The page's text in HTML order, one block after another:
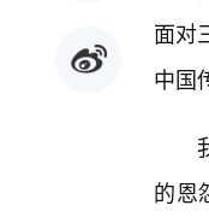
面对
中国
的恩